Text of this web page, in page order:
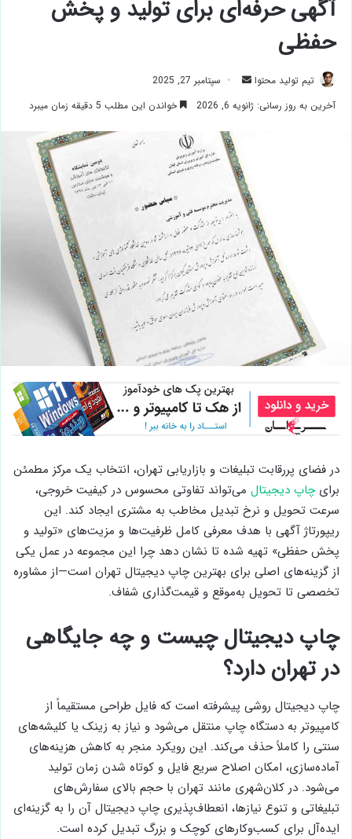
آگهی حرفه‌ای برای تولید و پخش
حفظی
تیم تولید محتوا
ارسال
ایمیل
سپتامبر 27, 2025
آخرین به روز رسانی: ژانویه 6, 2026
خواندن این مطلب 5 دقیقه زمان میبرد
در فضای پررقابت تبلیغات و بازاریابی تهران، انتخاب یک مرکز مطمئن
برایچاپ دیجیتال می‌تواند تفاوتی محسوس در کیفیت خروجی،
سرعت تحویل و نرخ تبدیل مخاطب به مشتری ایجاد کند. این
ریپورتاژ آگهی با هدف معرفی کامل ظرفیت‌ها و مزیت‌های «تولید و
پخش حفظی» تهیه شده تا نشان دهد چرا این مجموعه در عمل یکی
از گزینه‌های اصلی برای بهترین چاپ دیجیتال تهران است—از مشاوره
تخصصی تا تحویل به‌موقع و قیمت‌گذاری شفاف.
چاپ دیجیتال چیست و چه جایگاهی
در تهران دارد؟
چاپ دیجیتال روشی پیشرفته است که فایل طراحی مستقیماً از
کامپیوتر به دستگاه چاپ منتقل می‌شود و نیاز به زینک یا کلیشه‌های
سنتی را کاملاً حذف می‌کند. این رویکرد منجر به کاهش هزینه‌های
آماده‌سازی، امکان اصلاح سریع فایل و کوتاه شدن زمان تولید
می‌شود. در کلان‌شهری مانند تهران با حجم بالای سفارش‌های
تبلیغاتی و تنوع نیازها، انعطاف‌پذیری چاپ دیجیتال آن را به گزینه‌ای
ایده‌آل برای کسب‌وکارهای کوچک و بزرگ تبدیل کرده است.